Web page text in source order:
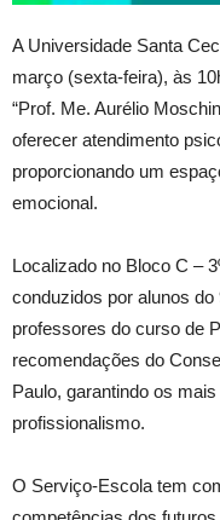
A Universidade Santa
março (sexta-feira), às
“Prof. Me. Aurélio
oferecer atendimento
proporcionando um
emocional.
Localizado no Bloco C –
conduzidos por alunos
professores do curso de
recomendações do
Paulo, garantindo os
profissionalismo.
O Serviço-Escola tem